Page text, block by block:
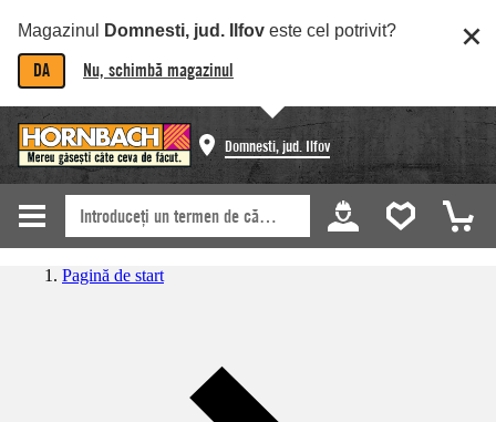
Magazinul Domnesti, jud. Ilfov este cel potrivit?
DA Nu, schimbă magazinul
Domnesti, jud. Ilfov
Pagină de start